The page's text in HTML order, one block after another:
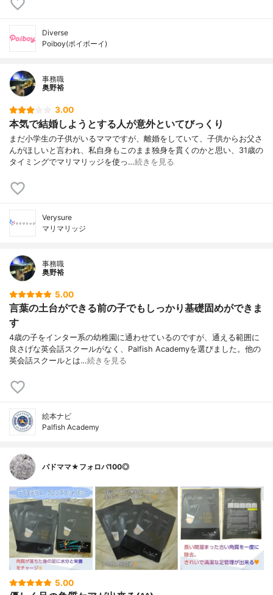
Diverse
Poiboy(ポイボーイ)
事務職
奥野裕
3.00
本気で結婚しようとする人が意外といてびっくり
まだ小学生の子供がいるママですが、離婚をしていて、子供からお父さ
んがほしいと言われ、私自身もこのまま独身を貫くのかと思い、31歳の
タイミングでマリマリッジを使っ…続きを見る
Verysure
マリマリッジ
事務職
奥野裕
5.00
言葉の土台ができる前の子でもしっかり基礎固めができま
す
4歳の子をインター系の幼稚園に通わせているのですが、通える範囲に
良さげな英会話スクールがなく、Palfish Academyを選びました。他の
英会話スクールとは…続きを見る
絵本ナビ
Palfish Academy
バドママ★フォロバ100◎
5.00